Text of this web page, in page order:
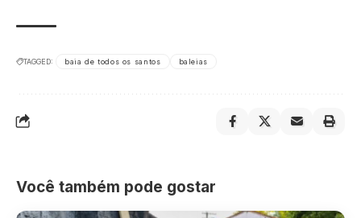
TAGGED: baia de todos os santos baleias
Você também pode gostar